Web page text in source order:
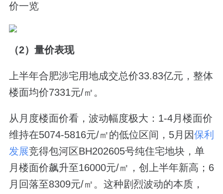
价一览
（2）量价表现
上半年合肥涉宅用地成交总价33.83亿元，整体
楼面均价7331元/㎡。
从月度楼面价看，波动幅度极大：1-4月楼面价
维持在5074-5816元/㎡的低位区间，5月因保利
发展竞得包河区BH202605号纯住宅地块，单
月楼面价飙升至16000元/㎡，创上半年新高；6
月回落至8309元/㎡。这种剧烈波动的本质，